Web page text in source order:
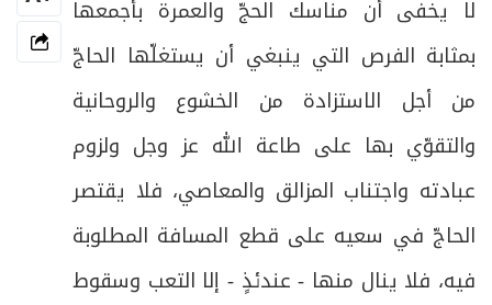
لا يخفى أن مناسك الحجّ والعمرة بأجمعها
بمثابة الفرص التي ينبغي أن يستغلّها الحاجّ
من أجل الاستزادة من الخشوع والروحانية
والتقوّي بها على طاعة الله عز وجل ولزوم
عبادته واجتناب المزالق والمعاصي، فلا يقتصر
الحاجّ في سعيه على قطع المسافة المطلوبة
فيه، فلا ينال منها - عندئذٍ - إلا التعب وسقوط
47 فرعٌ: في حكم إدراك الوقوفين أو أحدهما
ص48 فرعٌ في آداب الوقوف بمزدلفة:
49
المبحث الرابع: في أعمال منى يوم العيد فيه
واجبان وفروع
50 الواجب الأول: رمي جمرة العقبة